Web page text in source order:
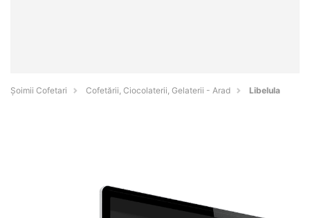
Șoimii Cofetari Cofetării, Ciocolaterii, Gelaterii - Arad Libelula